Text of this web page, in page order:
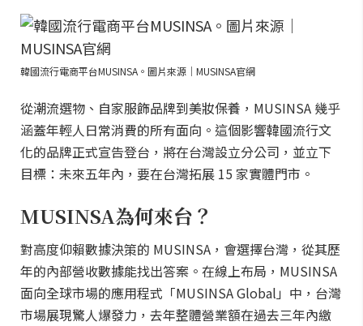
韓國流行電商平台MUSINSA。圖片來源｜MUSINSA官網
從潮流選物、自家服飾品牌到美妝保養，MUSINSA 幾乎
涵蓋年輕人日常消費的所有面向。這個影響韓國流行文
化的品牌正式宣告登台，將在台灣設立分公司，並立下
目標：未來五年內，要在台灣拓展 15 家實體門市。
MUSINSA為何來台？
對高度仰賴數據決策的 MUSINSA，會選擇台灣，從其歷
年的內部營收數據能找出答案。在線上布局，MUSINSA
面向全球市場的應用程式「MUSINSA Global」中，台灣
市場展現驚人爆發力，去年整體營業額在過去三年內繳